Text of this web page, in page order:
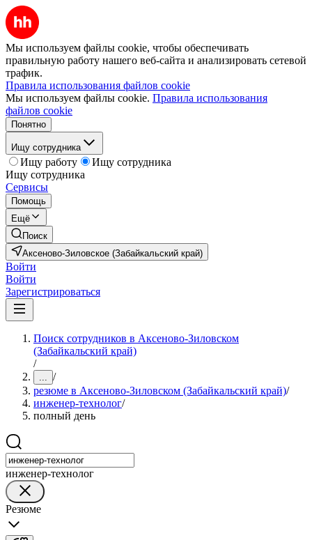
Мы используем файлы cookie, чтобы обеспечивать
правильную работу нашего веб-сайта и анализировать сетевой
трафик.
Правила использования файлов cookie
Мы используем файлы cookie. Правила использования
файлов cookie
Понятно
Ищу сотрудника
Ищу работу
Ищу сотрудника
Ищу сотрудника
Сервисы
Помощь
Ещё
Поиск
Аксеново-Зиловское (Забайкальский край)
Войти
Войти
Зарегистрироваться
Поиск сотрудников в Аксеново-Зиловском
(Забайкальский край)
/
... /
резюме в Аксеново-Зиловском (Забайкальский край)/
инженер-технолог/
полный день
инженер-технолог
Резюме